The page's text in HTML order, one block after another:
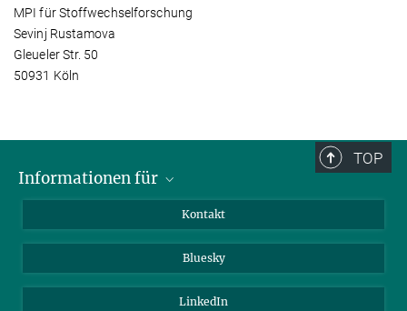
MPI für Stoffwechselforschung
Sevinj Rustamova
Gleueler Str. 50
50931 Köln
TOP
Informationen für
Bewerbende
Forschende
Kontakt
Bluesky
LinkedIn